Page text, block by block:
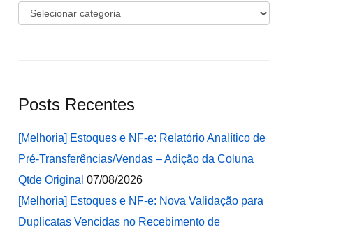
Categorias
Posts Recentes
[Melhoria] Estoques e NF-e: Relatório Analítico de
Pré-Transferências/Vendas – Adição da Coluna
Qtde Original 07/08/2026
[Melhoria] Estoques e NF-e: Nova Validação para
Duplicatas Vencidas no Recebimento de